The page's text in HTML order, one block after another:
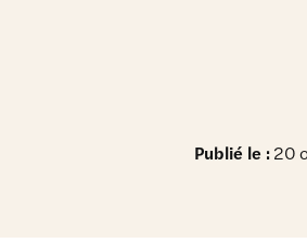
Publié le :20